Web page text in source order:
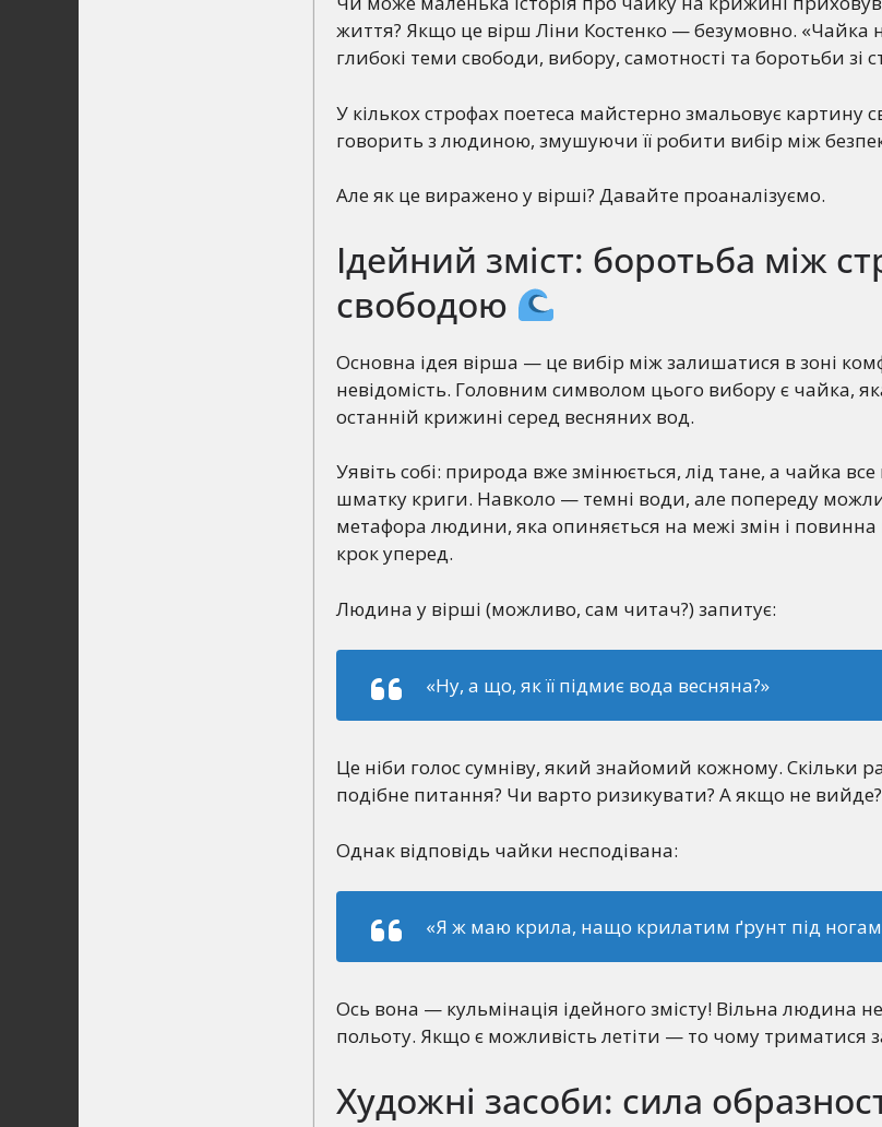
життя? Якщо це вірш Ліни Костенко — безумовно. «Чайка
глибокі теми свободи, вибору, самотності та боротьби зі
У кількох строфах поетеса майстерно змальовує картину
говорить з людиною, змушуючи її робити вибір між
Але як це виражено у вірші? Давайте проаналізуємо.
Ідейний зміст: боротьба між
свободою
Основна ідея вірша — це вибір між залишатися в зоні
невідомість. Головним символом цього вибору є чайка,
останній крижині серед весняних вод.
Уявіть собі: природа вже змінюється, лід тане, а чайка
шматку криги. Навколо — темні води, але попереду
метафора людини, яка опиняється на межі змін і
крок уперед.
Людина у вірші (можливо, сам читач?) запитує:
«Ну, а що, як її підмиє вода весняна?»
Це ніби голос сумніву, який знайомий кожному. Скільки
подібне питання? Чи варто ризикувати? А якщо не вийде?
Однак відповідь чайки несподівана:
«Я ж маю крила, нащо крилатим ґрунт під
Ось вона — кульмінація ідейного змісту! Вільна людина
польоту. Якщо є можливість летіти — то чому триматися
Художні засоби: сила